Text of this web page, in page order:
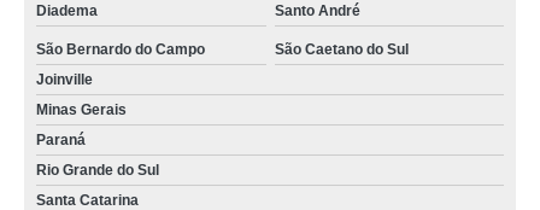
Diadema
Santo André
São Bernardo do Campo
São Caetano do Sul
Joinville
Minas Gerais
Paraná
Rio Grande do Sul
Santa Catarina